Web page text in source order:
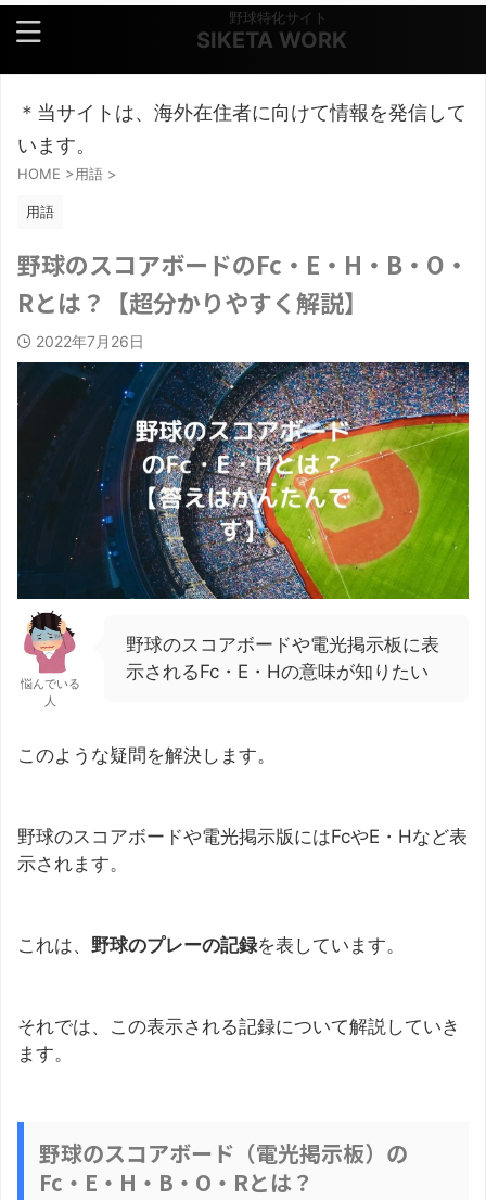
野球特化サイト
SIKETA WORK
＊当サイトは、海外在住者に向けて情報を発信して
います。
HOME >用語 >
用語
野球のスコアボードのFc・E・H・B・O・
Rとは？【超分かりやすく解説】
2022年7月26日
悩んでいる
人
野球のスコアボードや電光掲示板に表
示されるFc・E・Hの意味が知りたい
このような疑問を解決します。
野球のスコアボードや電光掲示版にはFcやE・Hなど表
示されます。
これは、 野球のプレーの記録を表しています。
それでは、この表示される記録について解説していき
ます。
野球のスコアボード（電光掲示板）の
Fc・E・H・B・O・Rとは？